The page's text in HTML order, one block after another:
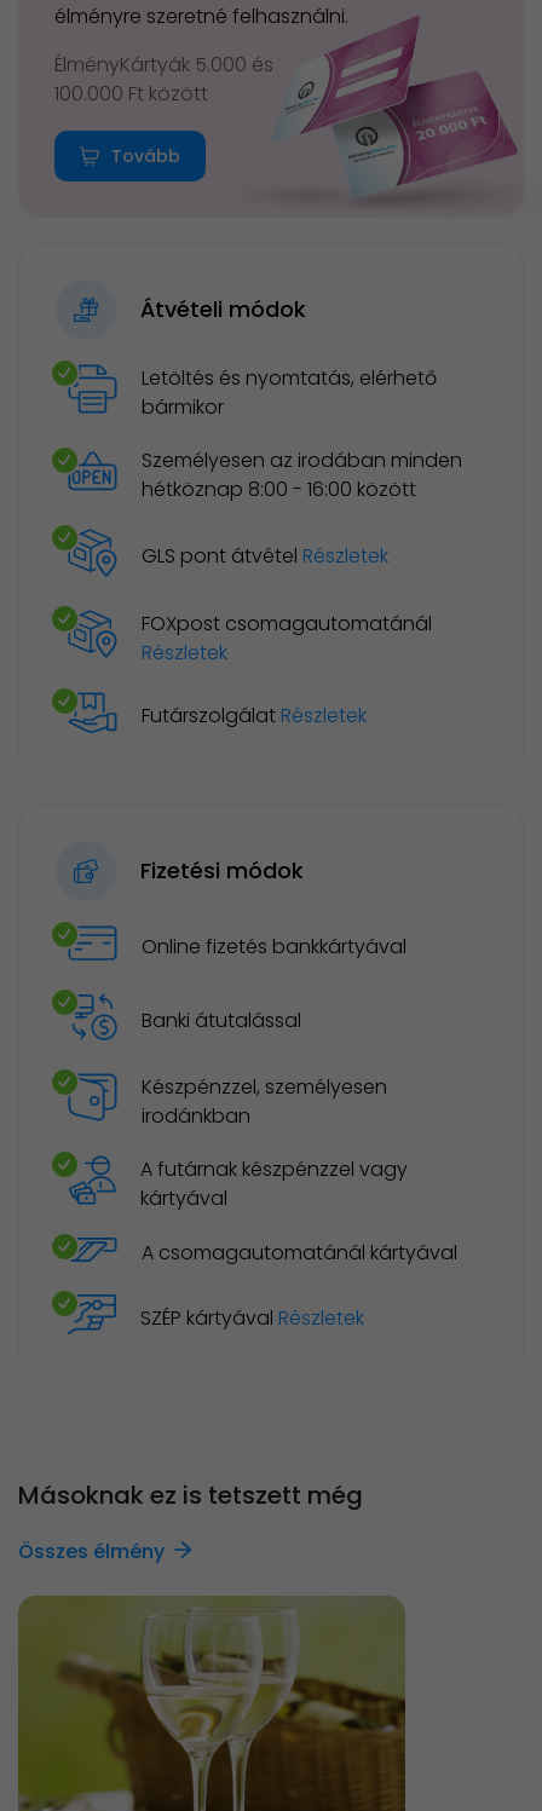
élményre szeretné felhasználni.
ÉlményKártyák 5.000 és
100.000 Ft között
Tovább
Átvételi módok
Letöltés és nyomtatás, elérhető
bármikor
Személyesen az irodában minden
hétköznap 8:00 - 16:00 között
GLS pont átvétel Részletek
FOXpost csomagautomatánál
Részletek
Futárszolgálat Részletek
Fizetési módok
Online fizetés bankkártyával
Banki átutalással
Készpénzzel, személyesen
irodánkban
A futárnak készpénzzel vagy
kártyával
A csomagautomatánál kártyával
SZÉP kártyával Részletek
Másoknak ez is tetszett még
Összes élmény